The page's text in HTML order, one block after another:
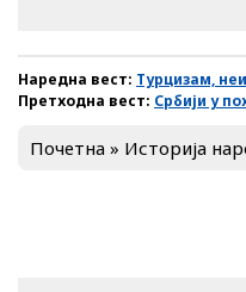
Наредна вест: Турцизам,
Претходна вест: Србији у
Почетна » Историја